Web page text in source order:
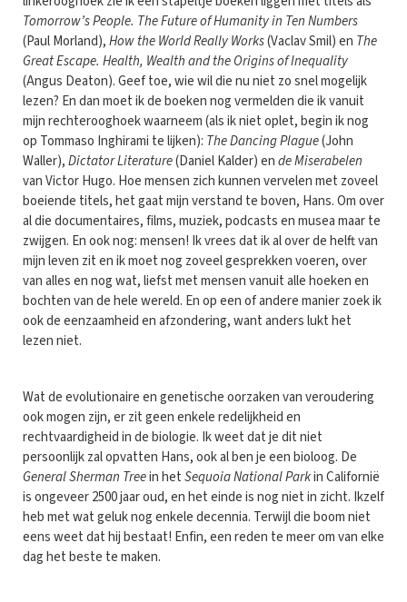
Tomorrow’s People. The Future of Humanity in Ten Numbers
(Paul Morland),How the World Really Works(Vaclav Smil) en The
Great Escape. Health, Wealth and the Origins of Inequality
(Angus Deaton). Geef toe, wie wil die nu niet zo snel mogelijk
lezen? En dan moet ik de boeken nog vermelden die ik vanuit
mijn rechterooghoek waarneem (als ik niet oplet, begin ik nog
op Tommaso Inghirami te lijken): The Dancing Plague(John
Waller),Dictator Literature(Daniel Kalder) ende Miserabelen
van Victor Hugo. Hoe mensen zich kunnen vervelen met zoveel
boeiende titels, het gaat mijn verstand te boven, Hans. Om over
al die documentaires, films, muziek, podcasts en musea maar te
zwijgen. En ook nog: mensen! Ik vrees dat ik al over de helft van
mijn leven zit en ik moet nog zoveel gesprekken voeren, over
van alles en nog wat, liefst met mensen vanuit alle hoeken en
bochten van de hele wereld. En op een of andere manier zoek ik
ook de eenzaamheid en afzondering, want anders lukt het
lezen niet.
Wat de evolutionaire en genetische oorzaken van veroudering
ook mogen zijn, er zit geen enkele redelijkheid en
rechtvaardigheid in de biologie. Ik weet dat je dit niet
persoonlijk zal opvatten Hans, ook al ben je een bioloog. De
General Sherman Treein hetSequoia National Parkin Californië
is ongeveer 2500 jaar oud, en het einde is nog niet in zicht. Ikzelf
heb met wat geluk nog enkele decennia. Terwijl die boom niet
eens weet dat hij bestaat! Enfin, een reden te meer om van elke
dag het beste te maken.